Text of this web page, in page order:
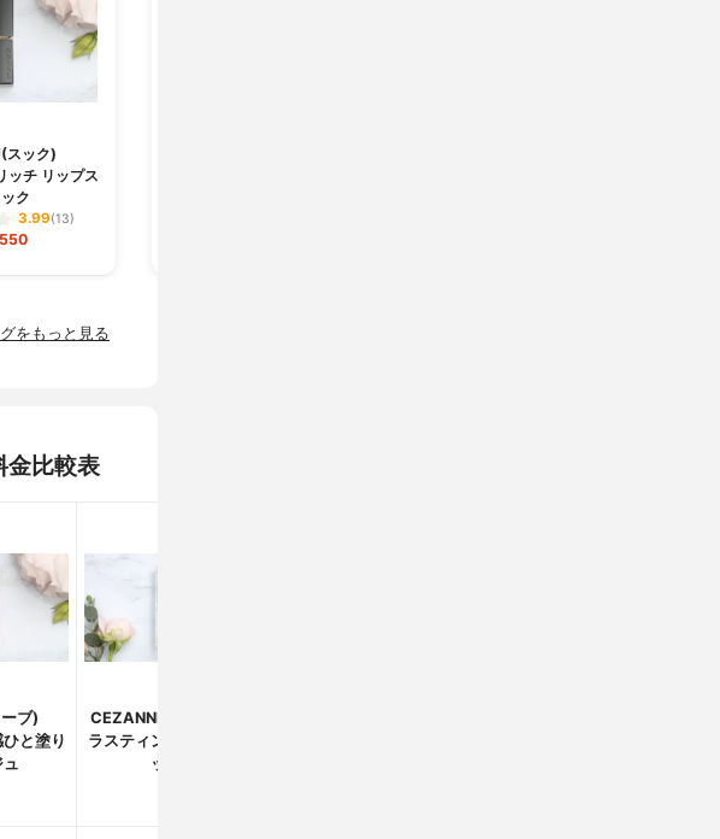
スック)
ッチ リップス
ク
3.99(13)
をもっと見る
金比較表
ブ)
と塗り
CEZANNE(セザンヌ)
ラスティンググロスリ
ップ